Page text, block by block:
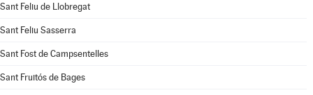
Sant Feliu de Llobregat
Sant Feliu Sasserra
Sant Fost de Campsentelles
Sant Fruitós de Bages